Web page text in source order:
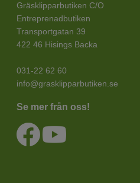
Gräsklipparbutiken C/O
Entreprenadbutiken
Transportgatan 39
422 46 Hisings Backa
031-22 62 60
info@grasklipparbutiken.se
Se mer från oss!